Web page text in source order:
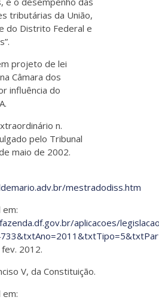
tributárias da União,
do Distrito Federal e
projeto de lei
Câmara dos
influência do
n.
pelo Tribunal
maio de 2002.
mestradodiss.htm
em:
aplicacoes/
2012.
V, da Constituição.
em: